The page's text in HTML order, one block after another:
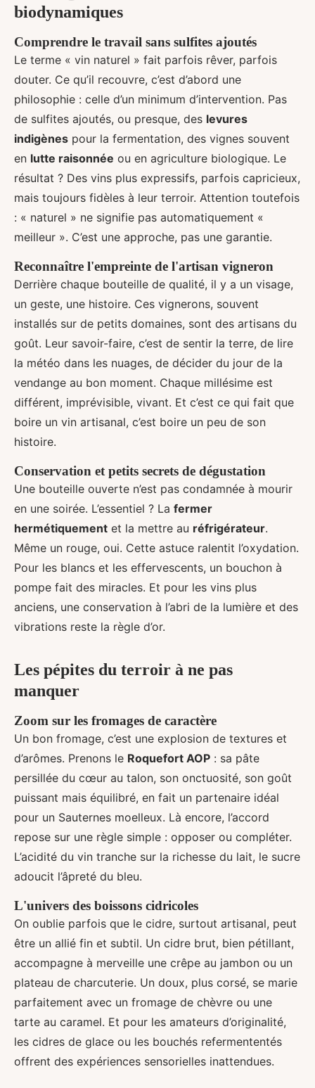
biodynamiques
Comprendre le travail sans sulfites ajoutés
Le terme « vin naturel » fait parfois rêver, parfois
douter. Ce qu’il recouvre, c’est d’abord une
philosophie : celle d’un minimum d’intervention. Pas
de sulfites ajoutés, ou presque, des levures
indigènes pour la fermentation, des vignes souvent
en lutte raisonnée ou en agriculture biologique. Le
résultat ? Des vins plus expressifs, parfois capricieux,
mais toujours fidèles à leur terroir. Attention toutefois
: « naturel » ne signifie pas automatiquement «
meilleur ». C’est une approche, pas une garantie.
Reconnaître l'empreinte de l'artisan vigneron
Derrière chaque bouteille de qualité, il y a un visage,
un geste, une histoire. Ces vignerons, souvent
installés sur de petits domaines, sont des artisans du
goût. Leur savoir-faire, c’est de sentir la terre, de lire
la météo dans les nuages, de décider du jour de la
vendange au bon moment. Chaque millésime est
différent, imprévisible, vivant. Et c’est ce qui fait que
boire un vin artisanal, c’est boire un peu de son
histoire.
Conservation et petits secrets de dégustation
Une bouteille ouverte n’est pas condamnée à mourir
en une soirée. L’essentiel ? La fermer
hermétiquement et la mettre au réfrigérateur.
Même un rouge, oui. Cette astuce ralentit l’oxydation.
Pour les blancs et les effervescents, un bouchon à
pompe fait des miracles. Et pour les vins plus
anciens, une conservation à l’abri de la lumière et des
vibrations reste la règle d’or.
Les pépites du terroir à ne pas
manquer
Zoom sur les fromages de caractère
Un bon fromage, c’est une explosion de textures et
d’arômes. Prenons le Roquefort AOP : sa pâte
persillée du cœur au talon, son onctuosité, son goût
puissant mais équilibré, en fait un partenaire idéal
pour un Sauternes moelleux. Là encore, l’accord
repose sur une règle simple : opposer ou compléter.
L’acidité du vin tranche sur la richesse du lait, le sucre
adoucit l’âpreté du bleu.
L'univers des boissons cidricoles
On oublie parfois que le cidre, surtout artisanal, peut
être un allié fin et subtil. Un cidre brut, bien pétillant,
accompagne à merveille une crêpe au jambon ou un
plateau de charcuterie. Un doux, plus corsé, se marie
parfaitement avec un fromage de chèvre ou une
tarte au caramel. Et pour les amateurs d’originalité,
les cidres de glace ou les bouchés refermententés
offrent des expériences sensorielles inattendues.